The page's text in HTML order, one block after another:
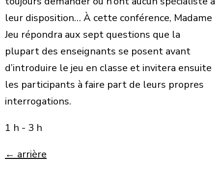
leur disposition… À cette conférence, Madame
Jeu répondra aux sept questions que la
plupart des enseignants se posent avant
d’introduire le jeu en classe et invitera ensuite
les participants à faire part de leurs propres
interrogations.
1 h - 3 h
← arrière